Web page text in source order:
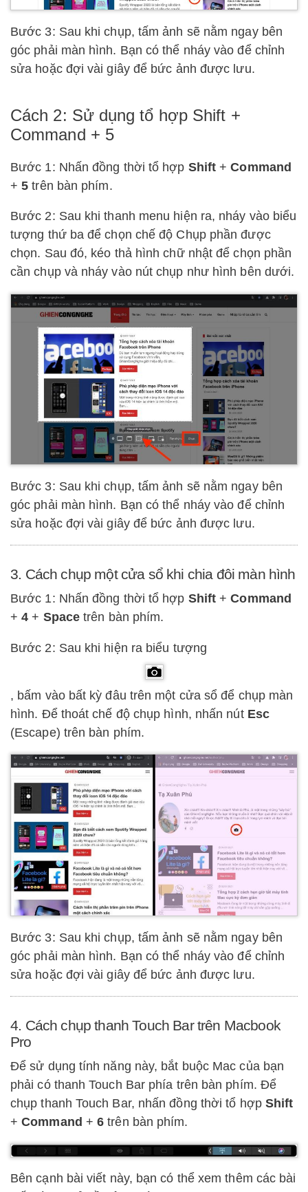
Bước 3: Sau khi chụp, tấm ảnh sẽ nằm ngay bên
góc phải màn hình. Bạn có thể nháy vào để chỉnh
sửa hoặc đợi vài giây để bức ảnh được lưu.
Cách 2: Sử dụng tổ hợp Shift +
Command + 5
Bước 1: Nhấn đồng thời tổ hợp Shift +Command
+5 trên bàn phím.
Bước 2: Sau khi thanh menu hiện ra, nháy vào biểu
tượng thứ ba để chọn chế độ Chụp phần được
chọn. Sau đó, kéo thả hình chữ nhật để chọn phần
cần chụp và nháy vào nút chụp như hình bên dưới.
Bước 3: Sau khi chụp, tấm ảnh sẽ nằm ngay bên
góc phải màn hình. Bạn có thể nháy vào để chỉnh
sửa hoặc đợi vài giây để bức ảnh được lưu.
3. Cách chụp một cửa sổ khi chia đôi màn hình
Bước 1: Nhấn đồng thời tổ hợp Shift +Command
+4 + Space trên bàn phím.
Bước 2: Sau khi hiện ra biểu tượng
, bấm vào bất kỳ đâu trên một cửa sổ để chụp màn
hình. Để thoát chế độ chụp hình, nhấn nút Esc
(Escape) trên bàn phím.
Bước 3: Sau khi chụp, tấm ảnh sẽ nằm ngay bên
góc phải màn hình. Bạn có thể nháy vào để chỉnh
sửa hoặc đợi vài giây để bức ảnh được lưu.
4. Cách chụp thanh Touch Bar trên Macbook
Pro
Để sử dụng tính năng này, bắt buộc Mac của bạn
phải có thanh Touch Bar phía trên bàn phím. Để
chụp thanh Touch Bar, nhấn đồng thời tổ hợp Shift
+Command +6 trên bàn phím.
Bên cạnh bài viết này, bạn có thể xem thêm các bài